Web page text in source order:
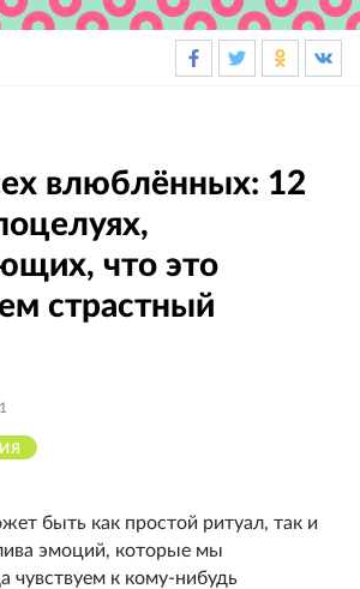
влюблённых: 12
что это
страстный
быть как простой ритуал, так и
эмоций, которые мы
чувствуем к кому-нибудь